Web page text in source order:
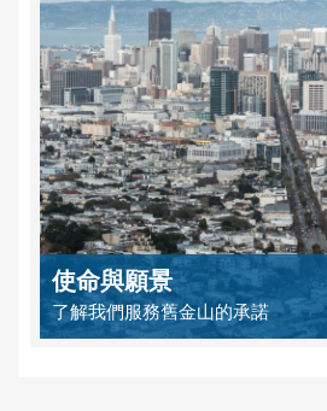
使命與願景
了解我們服務舊金山的承諾